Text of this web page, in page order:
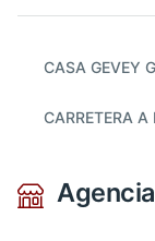
CASA GEVEY
CARRETERA A